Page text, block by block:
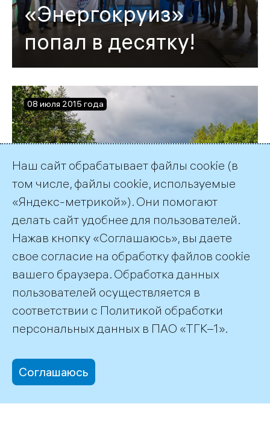
«Энергокруиз»
попал в десятку!
08 июля 2015 года
Каскаду Пазских
ГЭС – 60!
©2026 ПАО «ТГК–1»
office@tgc1.ru
Наш сайт обрабатывает файлы cookie (в
том числе, файлы cookie, используемые
«Яндекс-метрикой»). Они помогают
делать сайт удобнее для пользователей.
Нажав кнопку «Соглашаюсь», вы даете
свое согласие на обработку файлов cookie
вашего браузера. Обработка данных
пользователей осуществляется в
соответствии с Политикой обработки
персональных данных в ПАО «ТГК–1».
Соглашаюсь